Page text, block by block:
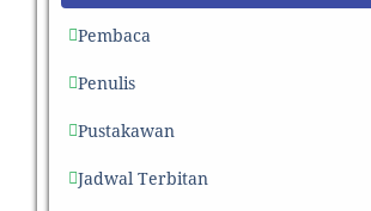
Pembaca
Penulis
Pustakawan
Jadwal Terbitan